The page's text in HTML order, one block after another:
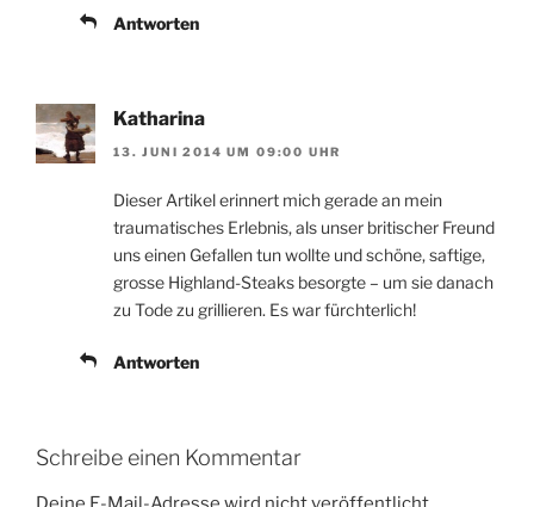
Antworten
Katharina
13. JUNI 2014 UM 09:00 UHR
Dieser Artikel erinnert mich gerade an mein
traumatisches Erlebnis, als unser britischer Freund
uns einen Gefallen tun wollte und schöne, saftige,
grosse Highland-Steaks besorgte – um sie danach
zu Tode zu grillieren. Es war fürchterlich!
Antworten
Schreibe einen Kommentar